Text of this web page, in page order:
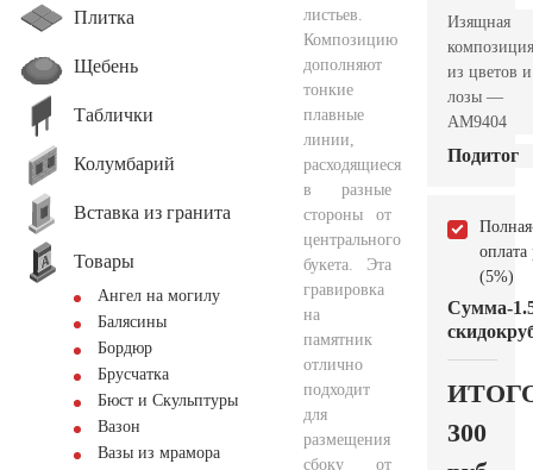
Плитка
Щебень
Таблички
Колумбарий
Вставка из гранита
Товары
Ангел на могилу
Балясины
Бордюр
Брусчатка
Бюст и Скульптуры
Вазон
Вазы из мрамора
листьев.
Композицию
дополняют
тонкие
плавные
линии,
расходящиеся
в разные
стороны от
центрального
букета. Эта
гравировка
на
памятник
отлично
подходит
для
размещения
сбоку от
Изящная
композиция
из цветов и
лозы —
AM9404
Подитог
Полная
оплата
(5%)
Сумма
скидок
-
300